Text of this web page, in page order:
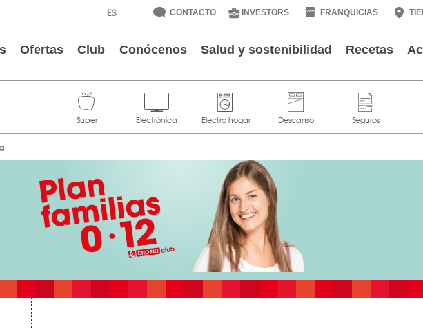
CONTACTO INVESTORS FRANQUICIAS
Ofertas Club Conócenos Salud y sostenibilidad Recetas